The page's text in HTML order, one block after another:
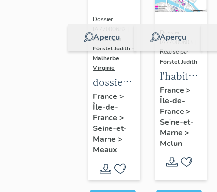
Aperçu
Dossier
Réalisé par
Förstel Judith
Malherbe
Virginie
dossier
collectif
sur les
cours
communes
du
Faubourg
Saint-
France >
Île-de-
France >
Seine-et-
Marne >
Meaux
Aperçu
IA77000603 |
Réalisé par
Förstel Judith
l'habitat
à Melun
France >
Île-de-
France >
Seine-et-
Marne >
Melun